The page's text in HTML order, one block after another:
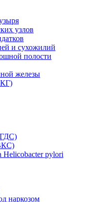
узлов
и сухожилий
полости
железы
Helicobacter pylori
наркозом